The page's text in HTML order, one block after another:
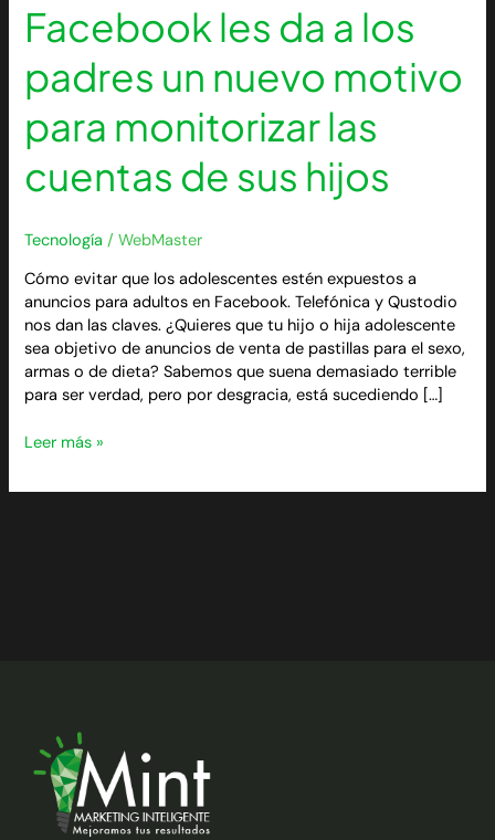
Facebook les da a los
padres un nuevo motivo
para monitorizar las
cuentas de sus hijos
Tecnología /WebMaster
Cómo evitar que los adolescentes estén expuestos a
anuncios para adultos en Facebook. Telefónica y Qustodio
nos dan las claves. ¿Quieres que tu hijo o hija adolescente
sea objetivo de anuncios de venta de pastillas para el sexo,
armas o de dieta? Sabemos que suena demasiado terrible
para ser verdad, pero por desgracia, está sucediendo […]
nuevo
motivo
monitorizar
las
cuentas
de
sus
hijos
Leer más »